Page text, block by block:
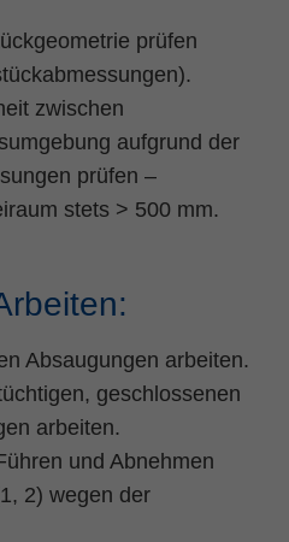
prüfen
zwischen
aufgrund der
prüfen –
stets > 500 mm.
Absaugungen arbeiten.
geschlossenen
arbeiten.
und Abnehmen
2) wegen der